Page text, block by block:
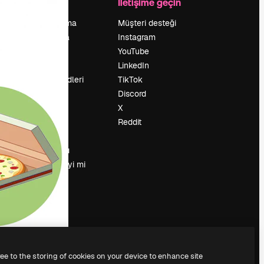
Fiyatlandırma
Hakkımızda
Arama trendleri
Blog
Olaylar
Slidesgo
İçerik satışı
Basın odası
Magnific.ai’yi mi
arıyorsun?
Müşteri desteği
Instagram
YouTube
LinkedIn
TikTok
Discord
X
Reddit
to the storing of cookies on your device to enhance site